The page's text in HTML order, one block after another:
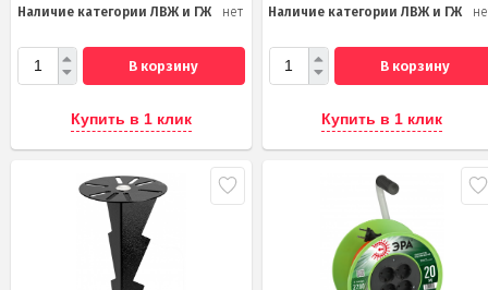
Наличие категории ЛВЖ и ГЖ
нет
В корзину
Купить в 1 клик
Наличие категории ЛВЖ и ГЖ
В корзину
Купить в 1 клик